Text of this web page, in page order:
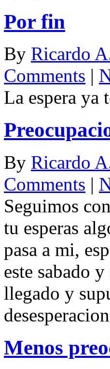
Por fin
By Ricardo
Comments |
La espera ya
By Ricardo
Comments |
Seguimos
tu esperas
pasa a mi,
este sabado
llegado y
Menos